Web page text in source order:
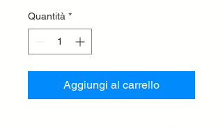
Quantità *
Aggiungi al carrello